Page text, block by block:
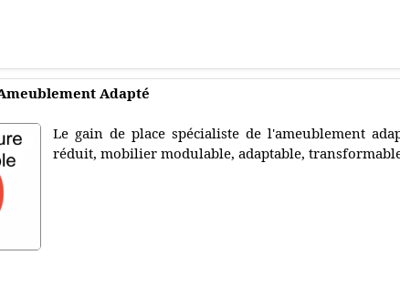
Adapté
Le gain de place spécialiste de l'ameublement
réduit, mobilier modulable, adaptable,